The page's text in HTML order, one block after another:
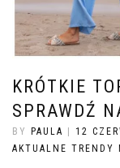
KRÓTKIE
SPRAWDŹ
BY PAULA 12
AKTUALNE TRENDY